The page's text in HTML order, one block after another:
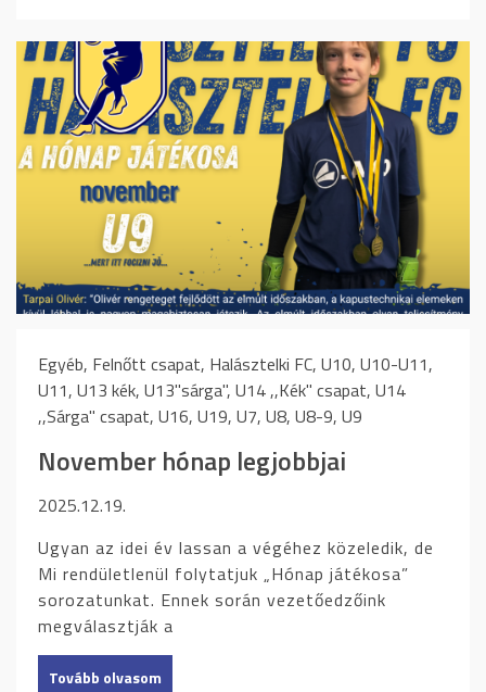
Egyéb, Felnőtt csapat, Halásztelki FC, U10, U10-U11,
U11, U13 kék, U13"sárga", U14 ,,Kék" csapat, U14
,,Sárga" csapat, U16, U19, U7, U8, U8-9, U9
November hónap legjobbjai
2025.12.19.
Ugyan az idei év lassan a végéhez közeledik, de
Mi rendületlenül folytatjuk „Hónap játékosa”
sorozatunkat. Ennek során vezetőedzőink
megválasztják a
Tovább olvasom